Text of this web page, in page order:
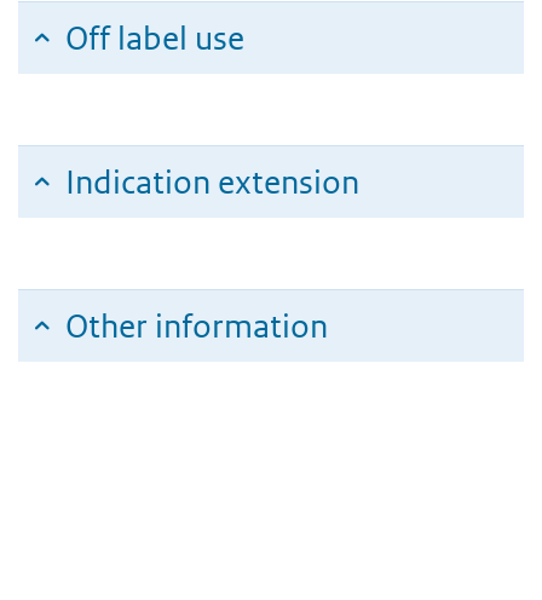
Off label use
Indication extension
Other information